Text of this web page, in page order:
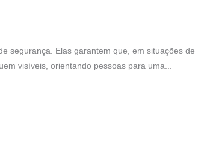
segurança. Elas garantem que, em situações de
visíveis, orientando pessoas para uma...